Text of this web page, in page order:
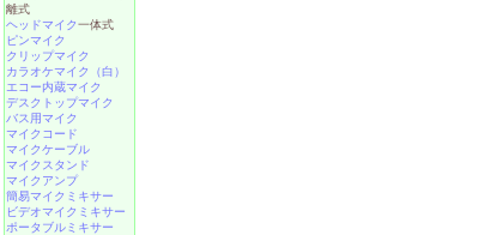
離式
ヘッドマイク一体式
ピンマイク
クリップマイク
カラオケマイク（白）
エコー内蔵マイク
デスクトップマイク
バス用マイク
マイクコード
マイクケーブル
マイクスタンド
マイクアンプ
簡易マイクミキサー
ビデオマイクミキサー
ポータブルミキサー